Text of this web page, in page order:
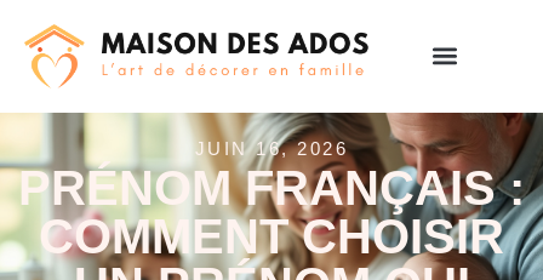
JUIN 16, 2026
PRÉNOM FRANÇAIS :
COMMENT CHOISIR